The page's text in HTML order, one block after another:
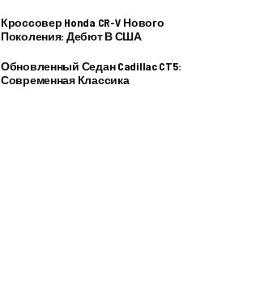
Кроссовер Honda CR-V Нового
Поколения: Дебют В США
Обновленный Седан Cadillac CT5:
Современная Классика